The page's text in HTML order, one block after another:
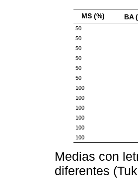
MS (%) BA
50
50
50
50
50
50
100
100
100
100
100
100
Medias con
diferentes